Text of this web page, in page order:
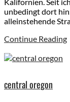
unbedingt dort
alleinstehende
Continue Reading
central oregon